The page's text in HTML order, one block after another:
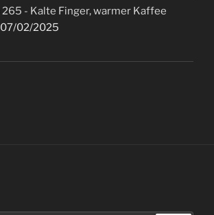
265 - Kalte Finger, warmer Kaffee
07/02/2025